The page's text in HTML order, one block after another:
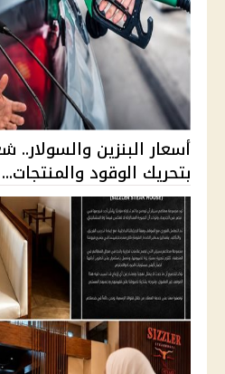
أسعار البنزين والسولار..
بتحريك الوقود والمنتجات...